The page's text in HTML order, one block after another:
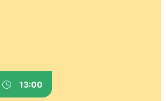
13:00